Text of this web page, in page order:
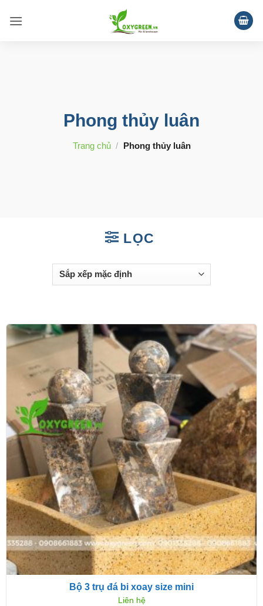
qua
Phong thủy luân
Trang chủ / Phong thủy luân
LỌC
Bộ 3 trụ đá bi xoay size mini
Liên hệ